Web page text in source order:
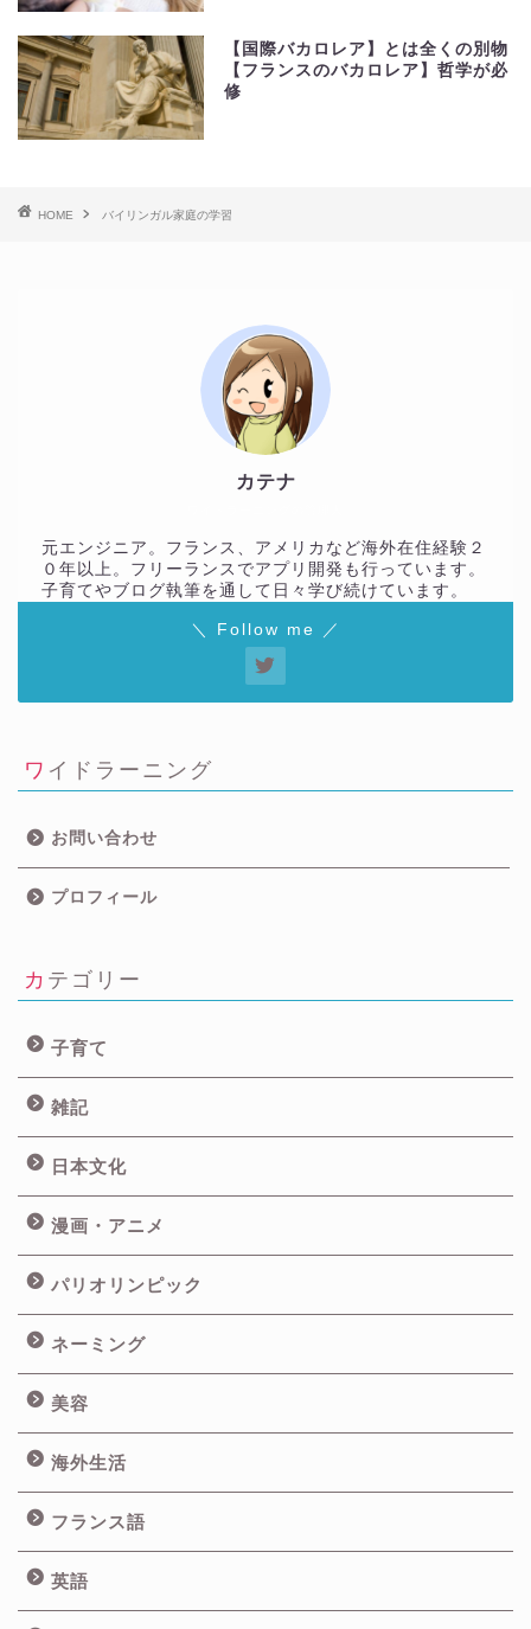
【国際バカロレア】とは全くの別物
【フランスのバカロレア】哲学が必
修
HOME バイリンガル家庭の学習
カテナ
元エンジニア。フランス、アメリカなど海外在住経験２
０年以上。フリーランスでアプリ開発も行っています。
子育てやブログ執筆を通して日々学び続けています。
＼ Follow me ／
ワイドラーニング
お問い合わせ
プロフィール
カテゴリー
子育て
雑記
日本文化
漫画・アニメ
パリオリンピック
ネーミング
美容
海外生活
フランス語
英語